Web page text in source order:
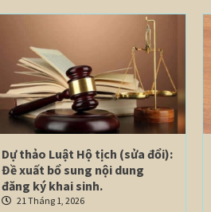
Dự thảo Luật Hộ tịch (sửa đổi):
Đề xuất bổ sung nội dung
đăng ký khai sinh.
21 Tháng 1, 2026